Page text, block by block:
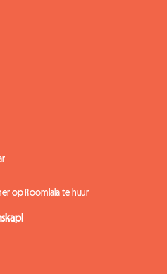
op Roomlala te huur